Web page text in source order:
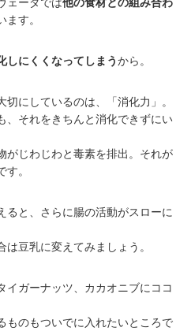
ェーダでは他の食材との組み合わ
ます。
しにくくなってしまう から。
にしているのは、「消化力」。
、それをきちんと消化できずにい
がじわじわと毒素を排出。それが
す。
ると、さらに腸の活動がスローに
豆乳に変えてみましょう。
イガーナッツ、カカオニブにココ
ものもついでに入れたいところで